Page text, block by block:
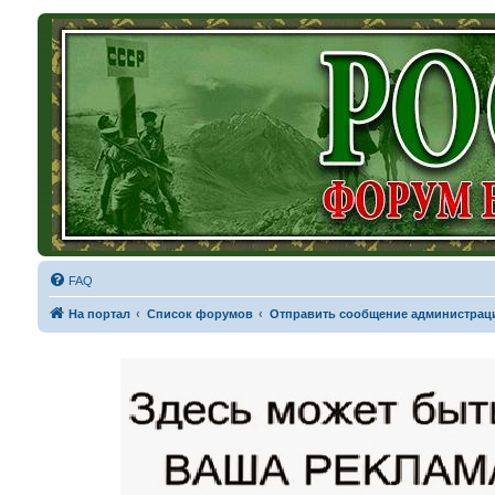
FAQ
На портал Список форумов Отправить сообщение